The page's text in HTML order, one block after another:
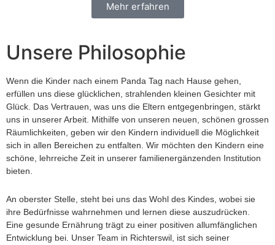
Mehr erfahren
Unsere Philosophie
Wenn die Kinder nach einem Panda Tag nach Hause gehen,
erfüllen uns diese glücklichen, strahlenden kleinen Gesichter mit
Glück. Das Vertrauen, was uns die Eltern entgegenbringen, stärkt
uns in unserer Arbeit. Mithilfe von unseren neuen, schönen grossen
Räumlichkeiten, geben wir den Kindern individuell die Möglichkeit
sich in allen Bereichen zu entfalten. Wir möchten den Kindern eine
schöne, lehrreiche Zeit in unserer familienergänzenden Institution
bieten.
An oberster Stelle, steht bei uns das Wohl des Kindes, wobei sie
ihre Bedürfnisse wahrnehmen und lernen diese auszudrücken.
Eine gesunde Ernährung trägt zu einer positiven allumfänglichen
Entwicklung bei. Unser Team in Richterswil, ist sich seiner